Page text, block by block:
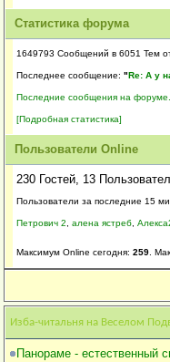
Статистика форума
1649793 Сообщений в 6051 Тем
Последнее сообщение: "Re: А у
Последние сообщения на форуме.
[Подробная статистика]
Пользователи Online
230 Гостей, 13
Пользователи за последние 15
Петрович 2, алена ястреб,
Максимум Online сегодня: 259.
Изба-читальня на Веселом
Панораме - естественный